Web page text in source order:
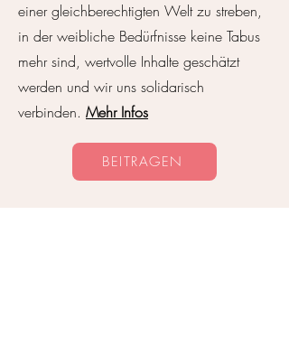
einer gleichberechtigten Welt zu streben,
in der weibliche Bedürfnisse keine Tabus
mehr sind, wertvolle Inhalte geschätzt
werden und wir uns solidarisch
verbinden. Mehr Infos
BEITRAGEN